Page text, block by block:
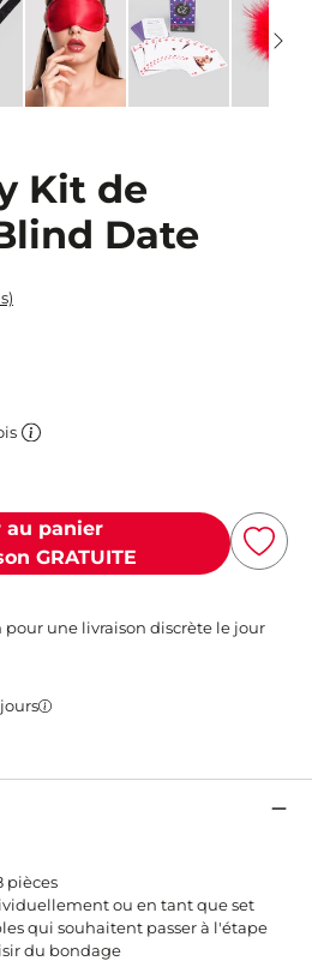
Kit de
Date
au panier
GRATUITE
pour une livraison discrète le jour
pièces
ou en tant que set
qui souhaitent passer à l'étape
du bondage